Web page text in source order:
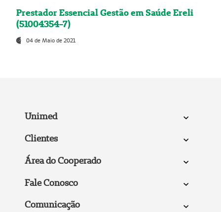
Prestador Essencial Gestão em Saúde Ereli
(51004354-7)
04 de Maio de 2021
Unimed
Clientes
Área do Cooperado
Fale Conosco
Comunicação